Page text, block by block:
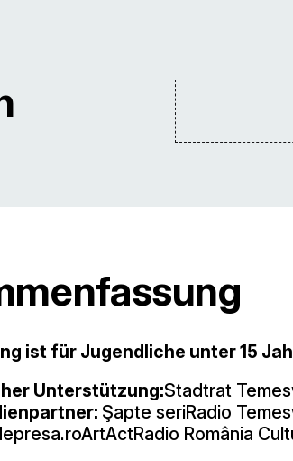
ist für Jugendliche unter 15
Unterstützung:Stadtrat
Şapte seriRadio
România